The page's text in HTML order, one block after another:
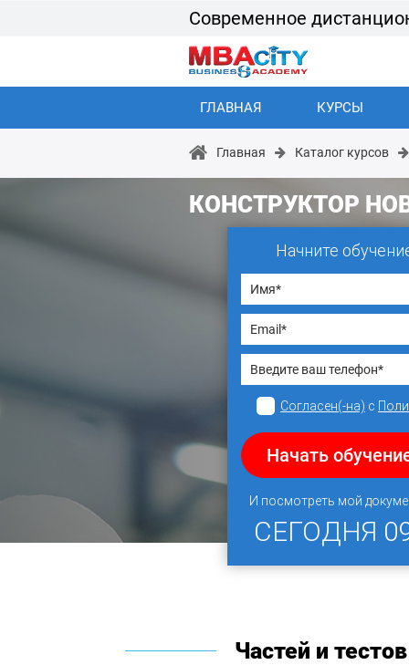
Современное
ГЛАВНАЯ КУРСЫ
Главная Каталог курсов
КОНСТРУКТОР
Начните
Согласен(-на) с
Начать
И посмотреть мой
СЕГОДНЯ
Частей и тестов